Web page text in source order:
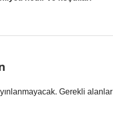
Gerekli alanlar